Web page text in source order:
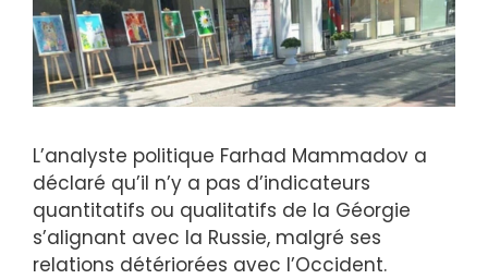
L’analyste politique Farhad Mammadov a
déclaré qu’il n’y a pas d’indicateurs
quantitatifs ou qualitatifs de la Géorgie
s’alignant avec la Russie, malgré ses
relations détériorées avec l’Occident.